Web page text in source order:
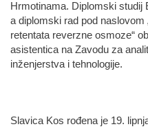
Hrmotinama. Diplomski studij
a diplomski rad pod naslovom
retentata reverzne osmoze“
asistentica na Zavodu za
inženjerstva i tehnologije.
Slavica Kos rođena je 19.